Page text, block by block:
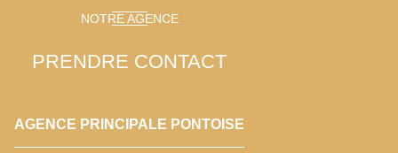
NOTRE AGENCE
PRENDRE CONTACT
AGENCE PRINCIPALE PONTOISE